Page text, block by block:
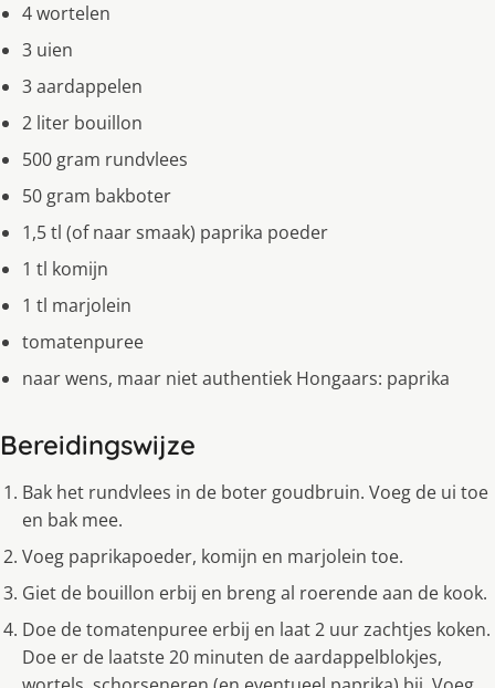
4 wortelen
3 uien
3 aardappelen
2 liter bouillon
500 gram rundvlees
50 gram bakboter
1,5 tl (of naar smaak) paprika poeder
1 tl komijn
1 tl marjolein
tomatenpuree
naar wens, maar niet authentiek Hongaars: paprika
Bereidingswijze
Bak het rundvlees in de boter goudbruin. Voeg de ui toe
en bak mee.
Voeg paprikapoeder, komijn en marjolein toe.
Giet de bouillon erbij en breng al roerende aan de kook.
Doe de tomatenpuree erbij en laat 2 uur zachtjes koken.
Doe er de laatste 20 minuten de aardappelblokjes,